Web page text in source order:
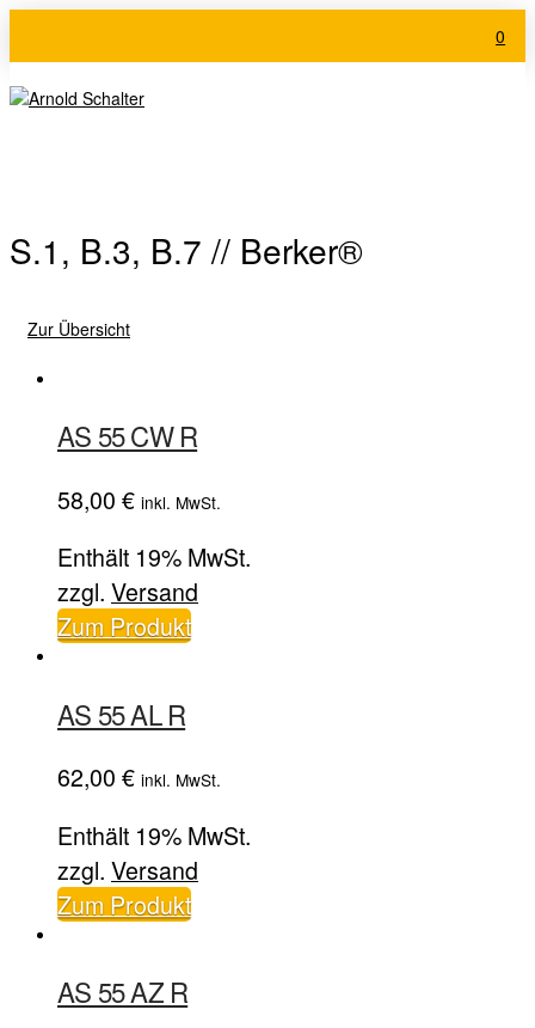
0
S.1, B.3, B.7 // Berker®
Zur Übersicht
AS 55 CW R
58,00 € inkl. MwSt.
Enthält 19% MwSt.
zzgl. Versand
Zum Produkt
AS 55 AL R
62,00 € inkl. MwSt.
Enthält 19% MwSt.
zzgl. Versand
Zum Produkt
AS 55 AZ R